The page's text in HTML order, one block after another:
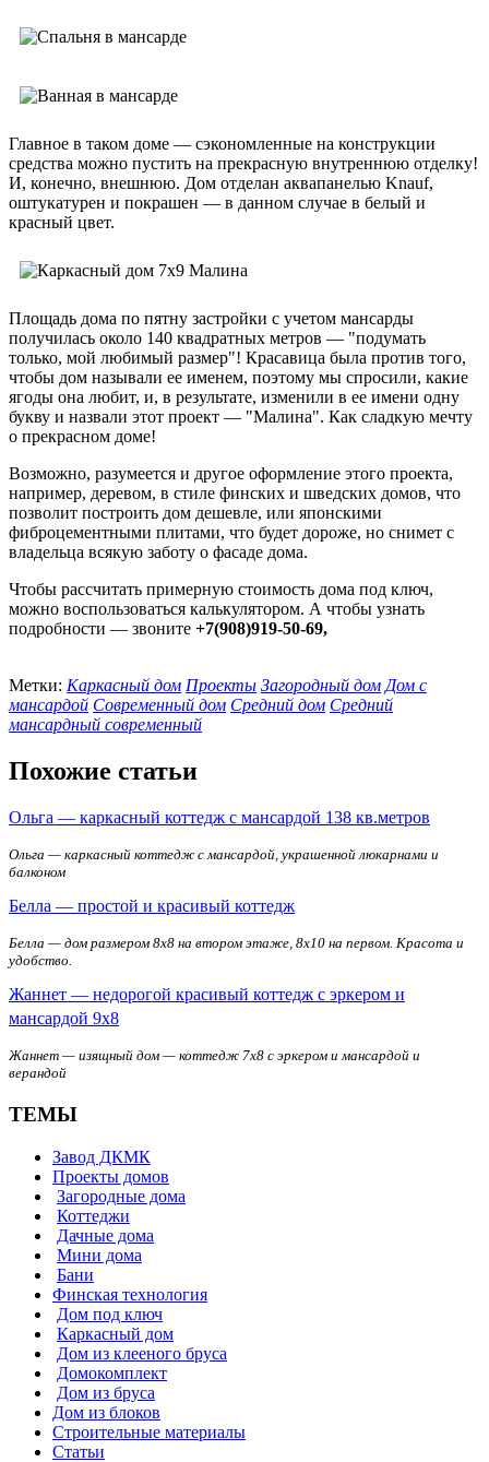
Главное в таком доме — сэкономленные на конструкции
средства можно пустить на прекрасную внутреннюю отделку!
И, конечно, внешнюю. Дом отделан аквапанелью Knauf,
оштукатурен и покрашен — в данном случае в белый и
красный цвет.
Площадь дома по пятну застройки с учетом мансарды
получилась около 140 квадратных метров — "подумать
только, мой любимый размер"! Красавица была против того,
чтобы дом называли ее именем, поэтому мы спросили, какие
ягоды она любит, и, в результате, изменили в ее имени одну
букву и назвали этот проект — "Малина". Как сладкую мечту
о прекрасном доме!
Возможно, разумеется и другое оформление этого проекта,
например, деревом, в стиле финских и шведских домов, что
позволит построить дом дешевле, или японскими
фиброцементными плитами, что будет дороже, но снимет с
владельца всякую заботу о фасаде дома.
Чтобы рассчитать примерную стоимость дома под ключ,
можно воспользоваться калькулятором. А чтобы узнать
подробности — звоните +7(908)919-50-69,
Метки: Каркасный дом Проекты Загородный дом Дом с
мансардой Современный дом Средний дом Средний
мансардный современный
Похожие статьи
Ольга — каркасный коттедж с мансардой 138 кв.метров
Ольга — каркасный коттедж с мансардой, украшенной люкарнами и
балконом
Белла — простой и красивый коттедж
Белла — дом размером 8x8 на втором этаже, 8x10 на первом. Красота и
удобство.
Жаннет — недорогой красивый коттедж с эркером и
мансардой 9х8
Жаннет — изящный дом — коттедж 7х8 с эркером и мансардой и
верандой
ТЕМЫ
Завод ДКМК
Проекты домов
Загородные дома
Коттеджи
Дачные дома
Мини дома
Бани
Финская технология
Дом под ключ
Каркасный дом
Дом из клееного бруса
Домокомплект
Дом из бруса
Дом из блоков
Строительные материалы
Статьи